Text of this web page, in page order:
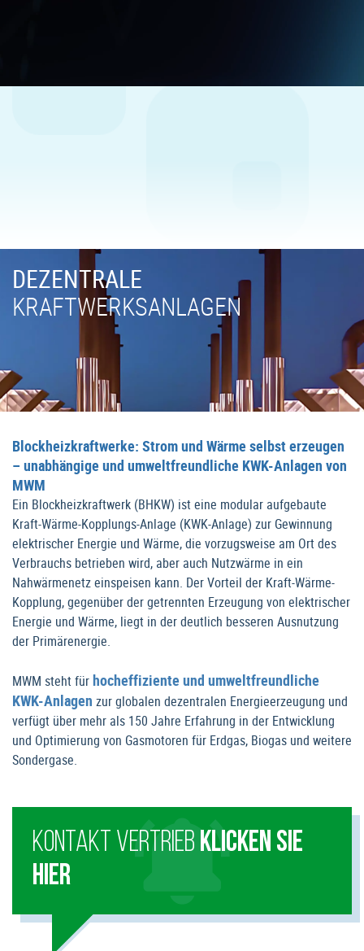
DEZENTRALE
KRAFTWERKSANLAGEN
Blockheizkraftwerke: Strom und Wärme selbst erzeugen
– unabhängige und umweltfreundliche KWK-Anlagen von
MWM
Ein Blockheizkraftwerk (BHKW) ist eine modular aufgebaute
Kraft-Wärme-Kopplungs-Anlage (KWK-Anlage) zur Gewinnung
elektrischer Energie und Wärme, die vorzugsweise am Ort des
Verbrauchs betrieben wird, aber auch Nutzwärme in ein
Nahwärmenetz einspeisen kann. Der Vorteil der Kraft-Wärme-
Kopplung, gegenüber der getrennten Erzeugung von elektrischer
Energie und Wärme, liegt in der deutlich besseren Ausnutzung
der Primärenergie.
MWM steht fürhocheffiziente und umweltfreundliche
KWK-Anlagen zur globalen dezentralen Energieerzeugung und
verfügt über mehr als 150 Jahre Erfahrung in der Entwicklung
und Optimierung von Gasmotoren für Erdgas, Biogas und weitere
Sondergase.
KONTAKT VERTRIEB KLICKEN SIE
HIER